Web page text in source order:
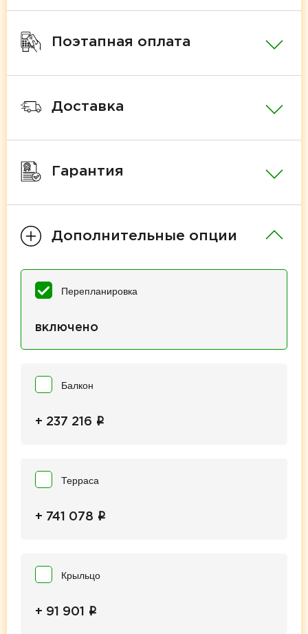
Поэтапная оплата
Доставка
Гарантия
Дополнительные опции
Перепланировка
включено
Балкон
+ 237 216 i
Терраса
+ 741 078 i
Крыльцо
+ 91 901 i